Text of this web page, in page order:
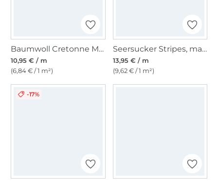
Baumwoll Cretonne Muscheln, terracotta
10,95 € / m
(6,84 € / 1 m²)
Seersucker Stripes, marine
13,95 € / m
(9,62 € / 1 m²)
-17%